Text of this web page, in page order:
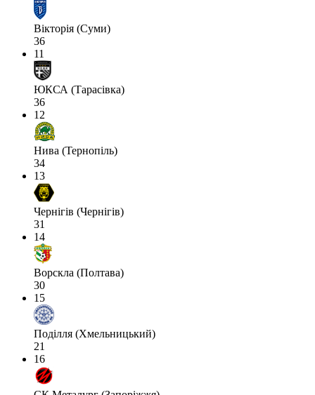
Вікторія (Суми)
36
11
ЮКСА (Тарасівка)
36
12
Нива (Тернопіль)
34
13
Чернігів (Чернігів)
31
14
Ворскла (Полтава)
30
15
Поділля (Хмельницький)
21
16